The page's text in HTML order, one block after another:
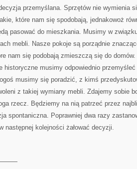
przemyślana. Sprzętów nie wymienia
które nam się spodobają, jednakowoż
pasować do mieszkania. Musimy w
mebli. Nasze pokoje są porządnie
nam się podobają zmieszczą się do
historyczne musimy odpowiednio
musimy się poradzić, z kimś
z takiej wymiany mebli. Zdajemy sobie
rzecz. Będziemy na nią patrzeć przez
spontaniczna. Poprawniej dwa razy
następnej kolejności żałować decyzji.